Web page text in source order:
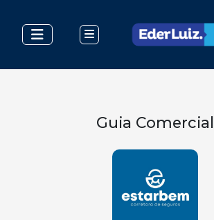
Guia Comercial